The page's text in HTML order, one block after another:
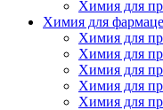
Химия для
Химия для
Химия для
Химия для
Химия для
Химия для
Химия для